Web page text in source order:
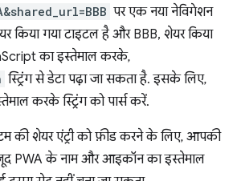
पर एक नया नेविगेशन
किया गया टाइटल है और BBB, शेयर किया
का इस्तेमाल करके,
स्ट्रिंग से डेटा पढ़ा जा सकता है. इसके लिए,
करके स्ट्रिंग को पार्स करें.
की शेयर एंट्री को फ़ीड करने के लिए, आपकी
PWA के नाम और आइकॉन का इस्तेमाल